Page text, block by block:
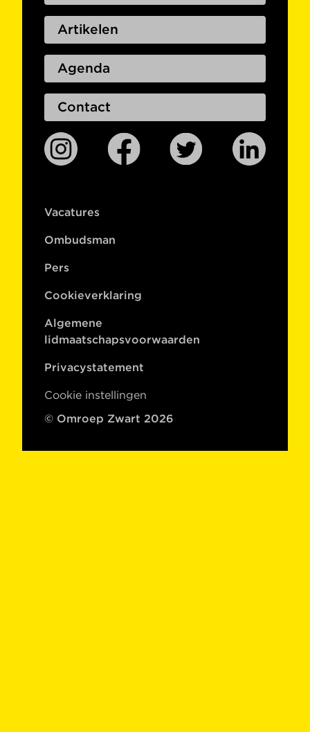
Artikelen
Agenda
Contact
Vacatures
Ombudsman
Pers
Cookieverklaring
Algemene
lidmaatschapsvoorwaarden
Privacystatement
Cookie instellingen
© Omroep Zwart 2026